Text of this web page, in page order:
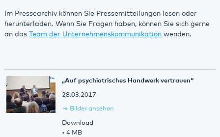
Im Pressearchiv können Sie Pressemitteilungen lesen oder
herunterladen. Wenn Sie Fragen haben, können Sie sich gerne
an das Team der Unternehmenskommunikationwenden.
„Auf psychiatrisches Handwerk vertrauen“
28.03.2017
Bilder ansehen
Download
• 4 MB